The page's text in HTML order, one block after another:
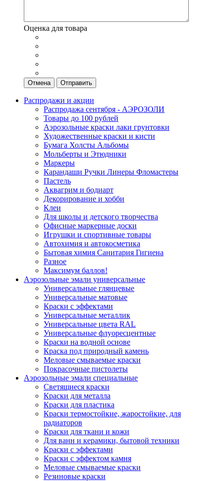
Оценка для товара
Отмена Отправить
Распродажи и акции
Распродажа сентября - АЭРОЗОЛИ
Товары до 100 рублей
Аэрозольные краски лаки грунтовки
Художественные краски и кисти
Бумага Холсты Альбомы
Мольберты и Этюдники
Маркеры
Карандаши Ручки Линеры Фломастеры
Пастель
Аквагрим и бодиарт
Декорирование и хобби
Клеи
Для школы и детского творчества
Офисные маркерные доски
Игрушки и спортивные товары
Автохимия и автокосметика
Бытовая химия Санитария Гигиена
Разное
Максимум баллов!
Аэрозольные эмали универсальные
Универсальные глянцевые
Универсальные матовые
Краски с эффектами
Универсальные металлик
Универсальные цвета RAL
Универсальные флуоресцентные
Краски на водной основе
Краска под природный камень
Меловые смываемые краски
Покрасочные пистолеты
Аэрозольные эмали специальные
Светящиеся краски
Краски для металла
Краски для пластика
Краски термостойкие, жаростойкие, для
радиаторов
Краски для ткани и кожи
Для ванн и керамики, бытовой техники
Краски с эффектами
Краски с эффектом камня
Меловые смываемые краски
Резиновые краски